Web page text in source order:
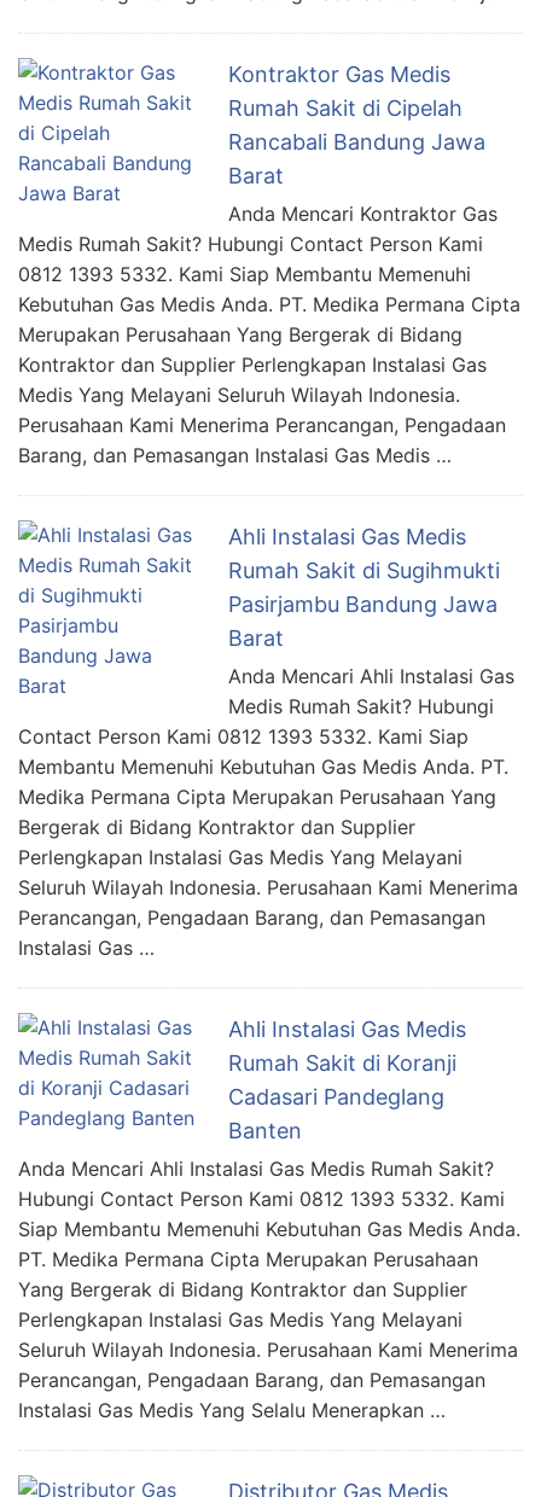
Kontraktor Gas Medis
Rumah Sakit di Cipelah
Rancabali Bandung Jawa
Barat
Anda Mencari Kontraktor Gas
Medis Rumah Sakit? Hubungi Contact Person Kami
0812 1393 5332. Kami Siap Membantu Memenuhi
Kebutuhan Gas Medis Anda. PT. Medika Permana Cipta
Merupakan Perusahaan Yang Bergerak di Bidang
Kontraktor dan Supplier Perlengkapan Instalasi Gas
Medis Yang Melayani Seluruh Wilayah Indonesia.
Perusahaan Kami Menerima Perancangan, Pengadaan
Barang, dan Pemasangan Instalasi Gas Medis …
Ahli Instalasi Gas Medis
Rumah Sakit di Sugihmukti
Pasirjambu Bandung Jawa
Barat
Anda Mencari Ahli Instalasi Gas
Medis Rumah Sakit? Hubungi
Contact Person Kami 0812 1393 5332. Kami Siap
Membantu Memenuhi Kebutuhan Gas Medis Anda. PT.
Medika Permana Cipta Merupakan Perusahaan Yang
Bergerak di Bidang Kontraktor dan Supplier
Perlengkapan Instalasi Gas Medis Yang Melayani
Seluruh Wilayah Indonesia. Perusahaan Kami Menerima
Perancangan, Pengadaan Barang, dan Pemasangan
Instalasi Gas …
Ahli Instalasi Gas Medis
Rumah Sakit di Koranji
Cadasari Pandeglang
Banten
Anda Mencari Ahli Instalasi Gas Medis Rumah Sakit?
Hubungi Contact Person Kami 0812 1393 5332. Kami
Siap Membantu Memenuhi Kebutuhan Gas Medis Anda.
PT. Medika Permana Cipta Merupakan Perusahaan
Yang Bergerak di Bidang Kontraktor dan Supplier
Perlengkapan Instalasi Gas Medis Yang Melayani
Seluruh Wilayah Indonesia. Perusahaan Kami Menerima
Perancangan, Pengadaan Barang, dan Pemasangan
Instalasi Gas Medis Yang Selalu Menerapkan …
Distributor Gas Medis